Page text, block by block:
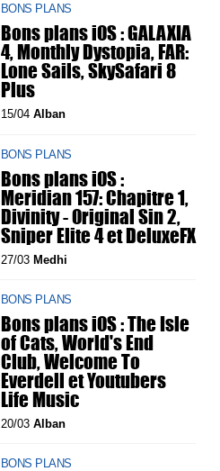
BONS PLANS
Bons plans iOS : GALAXIA
4, Monthly Dystopia, FAR:
Lone Sails, SkySafari 8
Plus
15/04 Alban
BONS PLANS
Bons plans iOS :
Meridian 157: Chapitre 1,
Divinity - Original Sin 2,
Sniper Elite 4 et DeluxeFX
27/03 Medhi
BONS PLANS
Bons plans iOS : The Isle
of Cats, World's End
Club, Welcome To
Everdell et Youtubers
Life Music
20/03 Alban
BONS PLANS